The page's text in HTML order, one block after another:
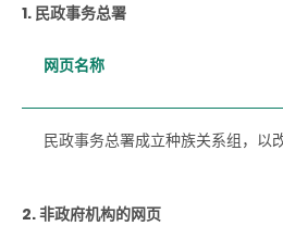
1. 民政事务总署
网页名称
民政事务总署成立种族关系组，以
2. 非政府机构的网页